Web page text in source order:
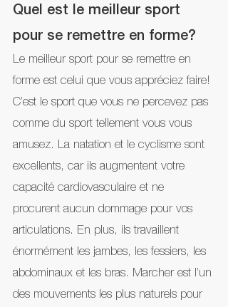
Quel est le meilleur sport
pour se remettre en forme?
Le meilleur sport pour se remettre en
forme est celui que vous appréciez faire!
C’est le sport que vous ne percevez pas
comme du sport tellement vous vous
amusez. La natation et le cyclisme sont
excellents, car ils augmentent votre
capacité cardiovasculaire et ne
procurent aucun dommage pour vos
articulations. En plus, ils travaillent
énormément les jambes, les fessiers, les
abdominaux et les bras. Marcher est l’un
des mouvements les plus naturels pour